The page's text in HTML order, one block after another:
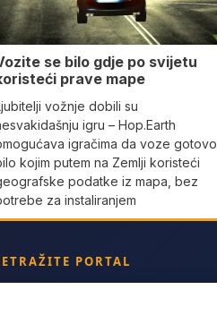
se bilo gdje po svijetu
prave mape
vožnje dobili su
igru – Hop.Earth
igračima da voze gotovo
kojim putem na Zemlji koristeći
podatke iz mapa, bez
za instaliranjem
PORTAL